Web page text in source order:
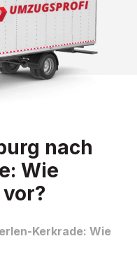
nach
Wie
Kerkrade: Wie